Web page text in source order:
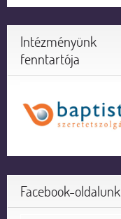
Intézményünk
fenntartója
Facebook-oldalunk